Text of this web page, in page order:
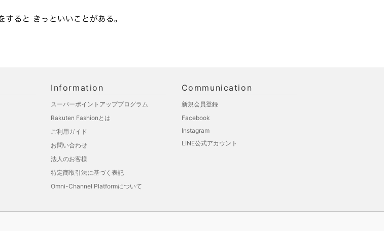
Information
スーパーポイントアッププログラム
Rakuten Fashionとは
ご利用ガイド
お問い合わせ
法人のお客様
特定商取引法に基づく表記
Omni-Channel Platformについて
Communication
新規会員登録
Facebook
Instagram
LINE公式アカウント